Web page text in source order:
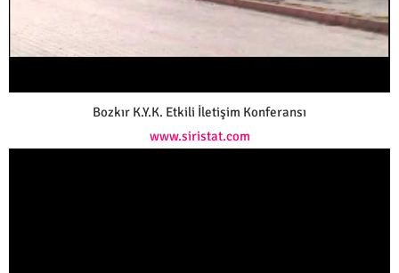
Bozkır K.Y.K. Etkili İletişim Konferansı
www.siristat.com